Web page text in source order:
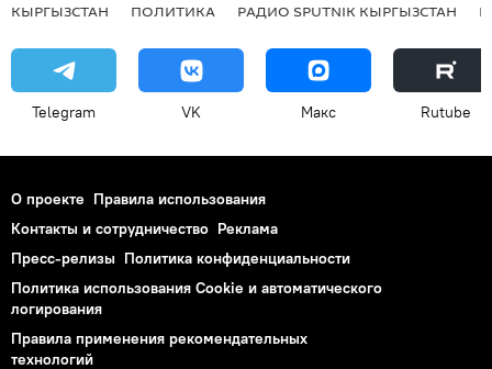
КЫРГЫЗСТАН ПОЛИТИКА РАДИО SPUTNIK КЫРГЫЗСТАН
Telegram VK Макс Rutube
О проекте Правила использования
Контакты и сотрудничество Реклама
Пресс-релизы Политика конфиденциальности
Политика использования Cookie и автоматического
логирования
Правила применения рекомендательных
технологий